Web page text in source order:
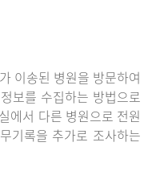
이송된 병원을 방문하여
보를 수집하는 방법으로
에서 다른 병원으로 전원
기록을 추가로 조사하는